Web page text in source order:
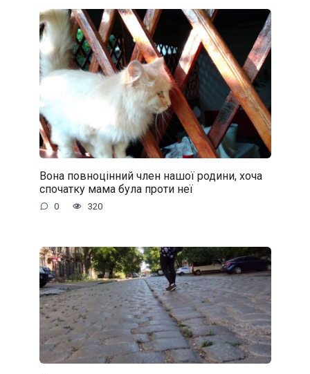
Вона повноцінний член нашої родини, хоча
спочатку мама була проти неї
0 320